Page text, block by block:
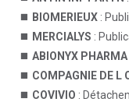
BIOMERIEUX :
MERCIALYS :
ABIONYX
COMPAGNIE DE L
COVIVIO :